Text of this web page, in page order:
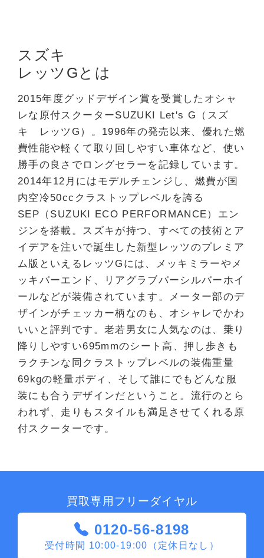
スズキ
レッツGとは
2015年度グッドデザイン賞を受賞したオシャ
レな原付スクーターSUZUKI Let's G（スズ
キ レッツG）。1996年の発売以来、優れた燃
費性能や軽くて取り回しやすい車体など、使い
勝手の良さでロングセラーを記録しています。
2014年12月にはモデルチェンジし、燃費が国
内空冷50ccクラストップレベルを誇る
SEP（SUZUKI ECO PERFORMANCE）エン
ジンを搭載。スズキが持つ、すべての技術とア
イデアを注いで誕生した新型レッツのプレミア
ム版といえるレッツGには、メッキミラーやメ
ッキバーエンド、リアグラブバーシルバーホイ
ールなどが装備されています。メーター部のデ
ザインがチェッカー柄なのも、オシャレでかわ
いいと評判です。老若男女に人気なのは、乗り
降りしやすい695mmのシート高、押し歩きも
ラクチンな同クラストップレベルの装備重量
69kgの軽量ボディ、そして誰にでもどんな服
装にも合うデザインだということ。流行のとら
われず、走りもスタイルも満足させてくれる原
付スクーターです。
買取専用フリーダイヤル
0120-56-8198
受付時間 10:00-19:00（定休日なし）